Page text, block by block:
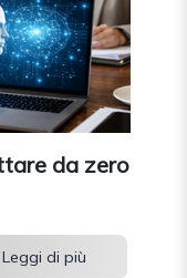
da zero
Leggi di più